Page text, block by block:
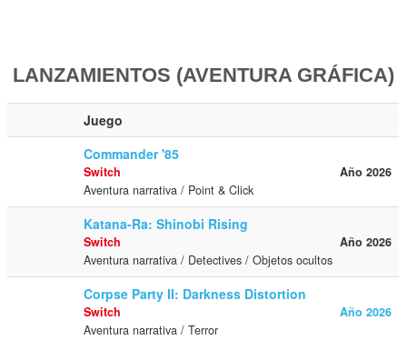
LANZAMIENTOS (AVENTURA GRÁFICA)
Juego
Commander '85
Año 2026
Switch
Aventura narrativa / Point & Click
Katana-Ra: Shinobi Rising
Año 2026
Switch
Aventura narrativa / Detectives / Objetos ocultos
Corpse Party II: Darkness Distortion
Año 2026
Switch
Aventura narrativa / Terror